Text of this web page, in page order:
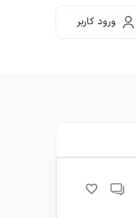
ورود کاربر